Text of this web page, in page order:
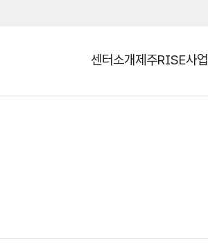
센터소개제주RISE사업